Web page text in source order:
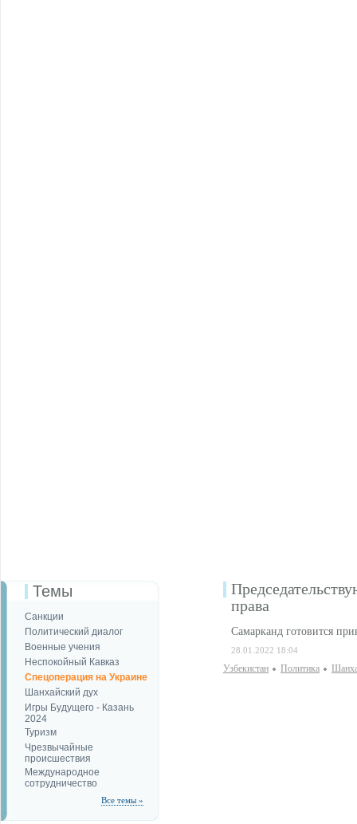
Темы
Санкции
Политический диалог
Военные учения
Неспокойный Кавказ
Спецоперация на Украине
Шанхайский дух
Игры Будущего - Казань
2024
Туризм
Чрезвычайные
происшествия
Международное
сотрудничество
Все темы »
права
Самарканд готовится
28.01.2022 18:04
Узбекистан Политика